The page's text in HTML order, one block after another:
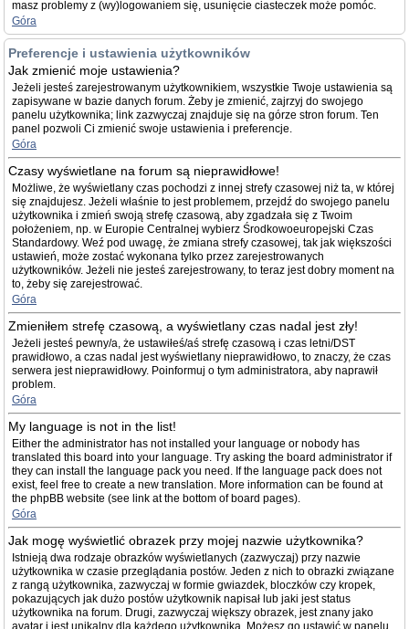
masz problemy z (wy)logowaniem się, usunięcie ciasteczek może pomóc.
Góra
Preferencje i ustawienia użytkowników
Jak zmienić moje ustawienia?
Jeżeli jesteś zarejestrowanym użytkownikiem, wszystkie Twoje ustawienia są
zapisywane w bazie danych forum. Żeby je zmienić, zajrzyj do swojego
panelu użytkownika; link zazwyczaj znajduje się na górze stron forum. Ten
panel pozwoli Ci zmienić swoje ustawienia i preferencje.
Góra
Czasy wyświetlane na forum są nieprawidłowe!
Możliwe, że wyświetlany czas pochodzi z innej strefy czasowej niż ta, w której
się znajdujesz. Jeżeli właśnie to jest problemem, przejdź do swojego panelu
użytkownika i zmień swoją strefę czasową, aby zgadzała się z Twoim
położeniem, np. w Europie Centralnej wybierz Środkowoeuropejski Czas
Standardowy. Weź pod uwagę, że zmiana strefy czasowej, tak jak większości
ustawień, może zostać wykonana tylko przez zarejestrowanych
użytkowników. Jeżeli nie jesteś zarejestrowany, to teraz jest dobry moment na
to, żeby się zarejestrować.
Góra
Zmieniłem strefę czasową, a wyświetlany czas nadal jest zły!
Jeżeli jesteś pewny/a, że ustawiłeś/aś strefę czasową i czas letni/DST
prawidłowo, a czas nadal jest wyświetlany nieprawidłowo, to znaczy, że czas
serwera jest nieprawidłowy. Poinformuj o tym administratora, aby naprawił
problem.
Góra
My language is not in the list!
Either the administrator has not installed your language or nobody has
translated this board into your language. Try asking the board administrator if
they can install the language pack you need. If the language pack does not
exist, feel free to create a new translation. More information can be found at
the phpBB website (see link at the bottom of board pages).
Góra
Jak mogę wyświetlić obrazek przy mojej nazwie użytkownika?
Istnieją dwa rodzaje obrazków wyświetlanych (zazwyczaj) przy nazwie
użytkownika w czasie przeglądania postów. Jeden z nich to obrazki związane
z rangą użytkownika, zazwyczaj w formie gwiazdek, bloczków czy kropek,
pokazujących jak dużo postów użytkownik napisał lub jaki jest status
użytkownika na forum. Drugi, zazwyczaj większy obrazek, jest znany jako
avatar i jest unikalny dla każdego użytkownika. Możesz go ustawić w panelu